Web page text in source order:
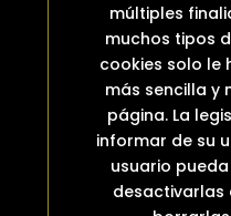
múltiples
muchos tipos
cookies solo le
más sencilla y
página. La
informar de su
usuario
desactivarlas